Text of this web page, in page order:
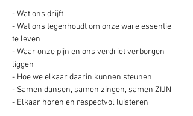
- Wat ons drijft
- Wat ons tegenhoudt om onze ware essentie
te leven
- Waar onze pijn en ons verdriet verborgen
liggen
- Hoe we elkaar daarin kunnen steunen
- Samen dansen, samen zingen, samen ZIJN
- Elkaar horen en respectvol luisteren